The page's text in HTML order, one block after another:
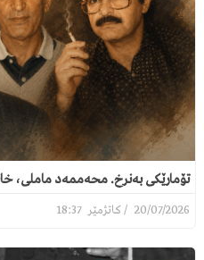
تۆمارێکی بەنرخ. محەممەد ماملی،
20/07/2026
18:37